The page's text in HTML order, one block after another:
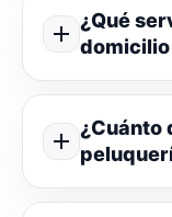
¿Qué
¿Cuánto